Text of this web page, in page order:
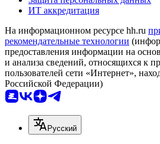
ИТ аккредитация
На информационном ресурсе hh.ru
рекомендательные технологии
предоставления информации на
и анализа сведений, относящихся к
пользователей сети «Интернет»,
Российской Федерации)
Русский